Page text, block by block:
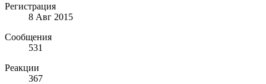
Регистрация
8 Авг 2015
Сообщения
531
Реакции
367